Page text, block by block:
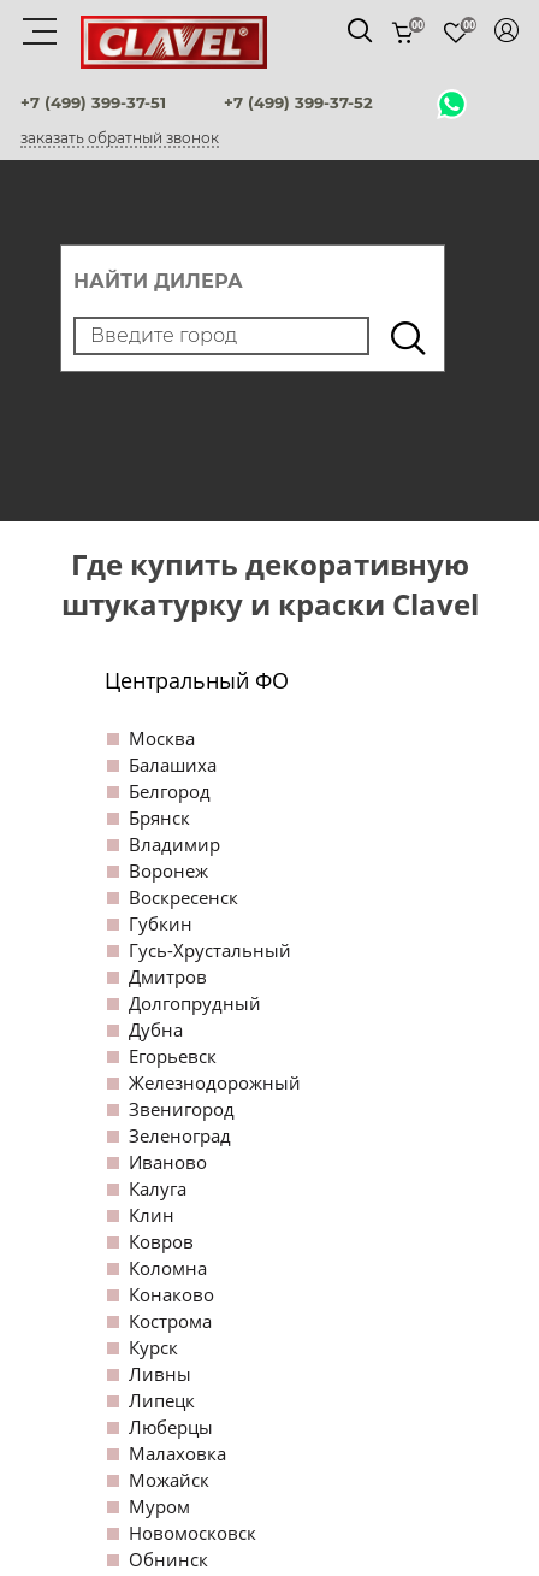
+7 (499) 399-37-51 +7 (499) 399-37-52
заказать обратный звонок
00 00
Материалы
штукатурки венецианские
флоки
мультиколорные краски
штукатурки для фасадов
грунтовки
декор. инструмент
трафареты для декора
НАЙТИ ДИЛЕРА
Где купить декоративную
штукатурку и краски Clavel
Центральный ФО
Москва
Балашиха
Белгород
Брянск
Владимир
Воронеж
Воскресенск
Губкин
Гусь-Хрустальный
Дмитров
Долгопрудный
Дубна
Егорьевск
Железнодорожный
Звенигород
Зеленоград
Иваново
Калуга
Клин
Ковров
Коломна
Конаково
Кострома
Курск
Ливны
Липецк
Люберцы
Малаховка
Можайск
Муром
Новомосковск
Обнинск